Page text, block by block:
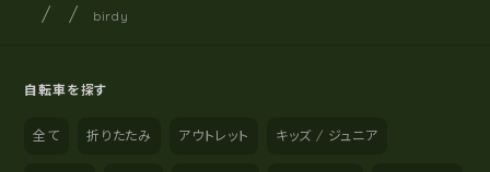
サイト内の現在地
サイクルショップナカゴヤ
birdy
自転車を探す
全て 折りたたみ アウトレット キッズ / ジュニア